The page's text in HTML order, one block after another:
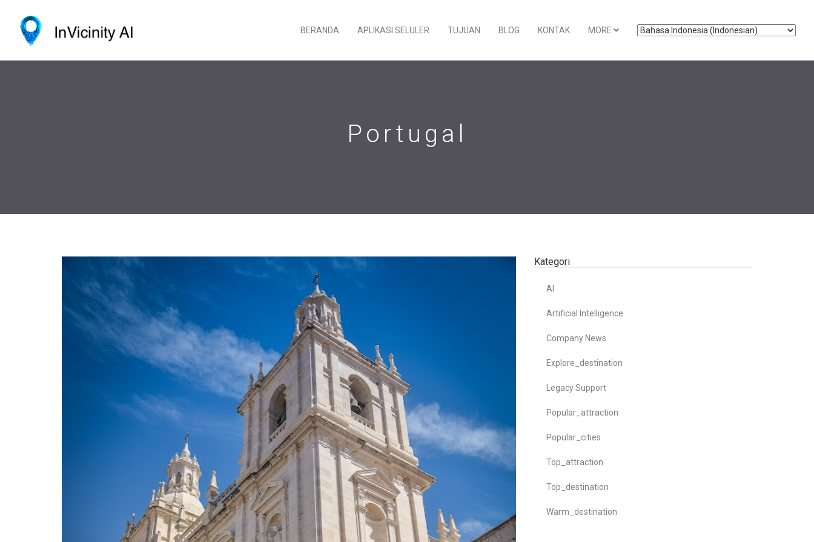
BERANDA APLIKASI SELULER TUJUAN BLOG KONTAK MORE
Portugal
Kategori
AI
Artificial Intelligence
Company News
Explore_destination
Legacy Support
Popular_attraction
Popular_cities
Top_attraction
Top_destination
Warm_destination